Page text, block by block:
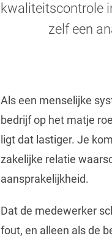
kwaliteitscontrole
zelf een
Als een menselijke
bedrijf op het matje
ligt dat lastiger. Je
zakelijke relatie
aansprakelijkheid.
Dat de medewerker
fout, en alleen als de